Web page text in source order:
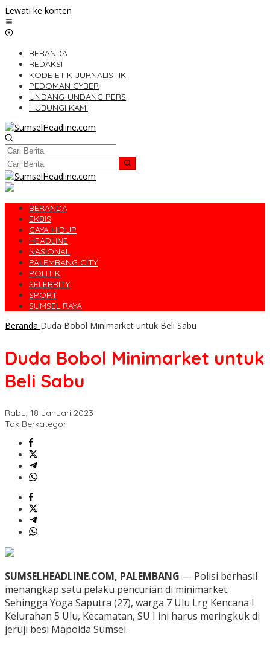
Lewati ke konten
BERANDA
REDAKSI
KODE ETIK JURNALISTIK
PEDOMAN CYBER
UNDANG-UNDANG PERS
HUBUNGI KAMI
BERANDA
EKBIS
GAYA HIDUP
HEADLINE
NASIONAL
PALEMBANG CITY
POLITIK
SELEBRITY
SPORT
SUMSEL RAYA
Beranda Duda Bobol Minimarket untuk Beli Sabu
Duda Bobol Minimarket untuk
Beli Sabu
Rabu, 18 Januari 2023
Tak Berkategori
SUMSELHEADLINE.COM, PALEMBANG — Polisi berhasil
menangkap satu pelaku pencurian di minimarket.
Sehingga Yoga Saputra (27), warga 7 Ulu Lrg Kencana I
Kelurahan 5 Ulu, Kecamatan, SU I ini harus meringkuk di
jeruji besi Mapolda Sumsel.